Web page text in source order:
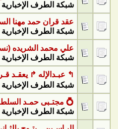
شبكة الطرف الإخبارية
عقد قران حمد مهنا
شبكة الطرف الإخبارية
علي محمد الشريده
شبكة الطرف الإخبارية
↰ عبـدالإله ↱ يعقـد
شبكة الطرف الإخبارية
💍 مجتـبى حمـد
شبكة الطرف الإخبارية